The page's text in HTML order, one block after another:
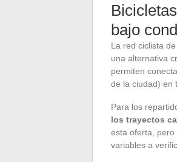
bajo
La red ciclista
una alternativa
permiten
de la ciudad) en
Para los
los trayectos
esta oferta, pero
variables a